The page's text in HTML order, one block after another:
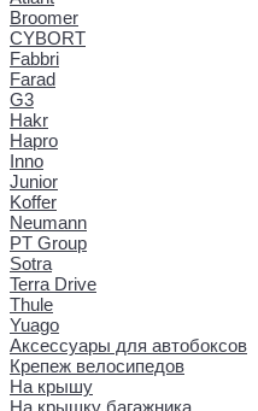
Broomer
CYBORT
Fabbri
Farad
G3
Hakr
Hapro
Inno
Junior
Koffer
Neumann
PT Group
Sotra
Terra Drive
Thule
Yuago
Аксессуары для автобоксов
Крепеж велосипедов
На крышу
На крышку багажника